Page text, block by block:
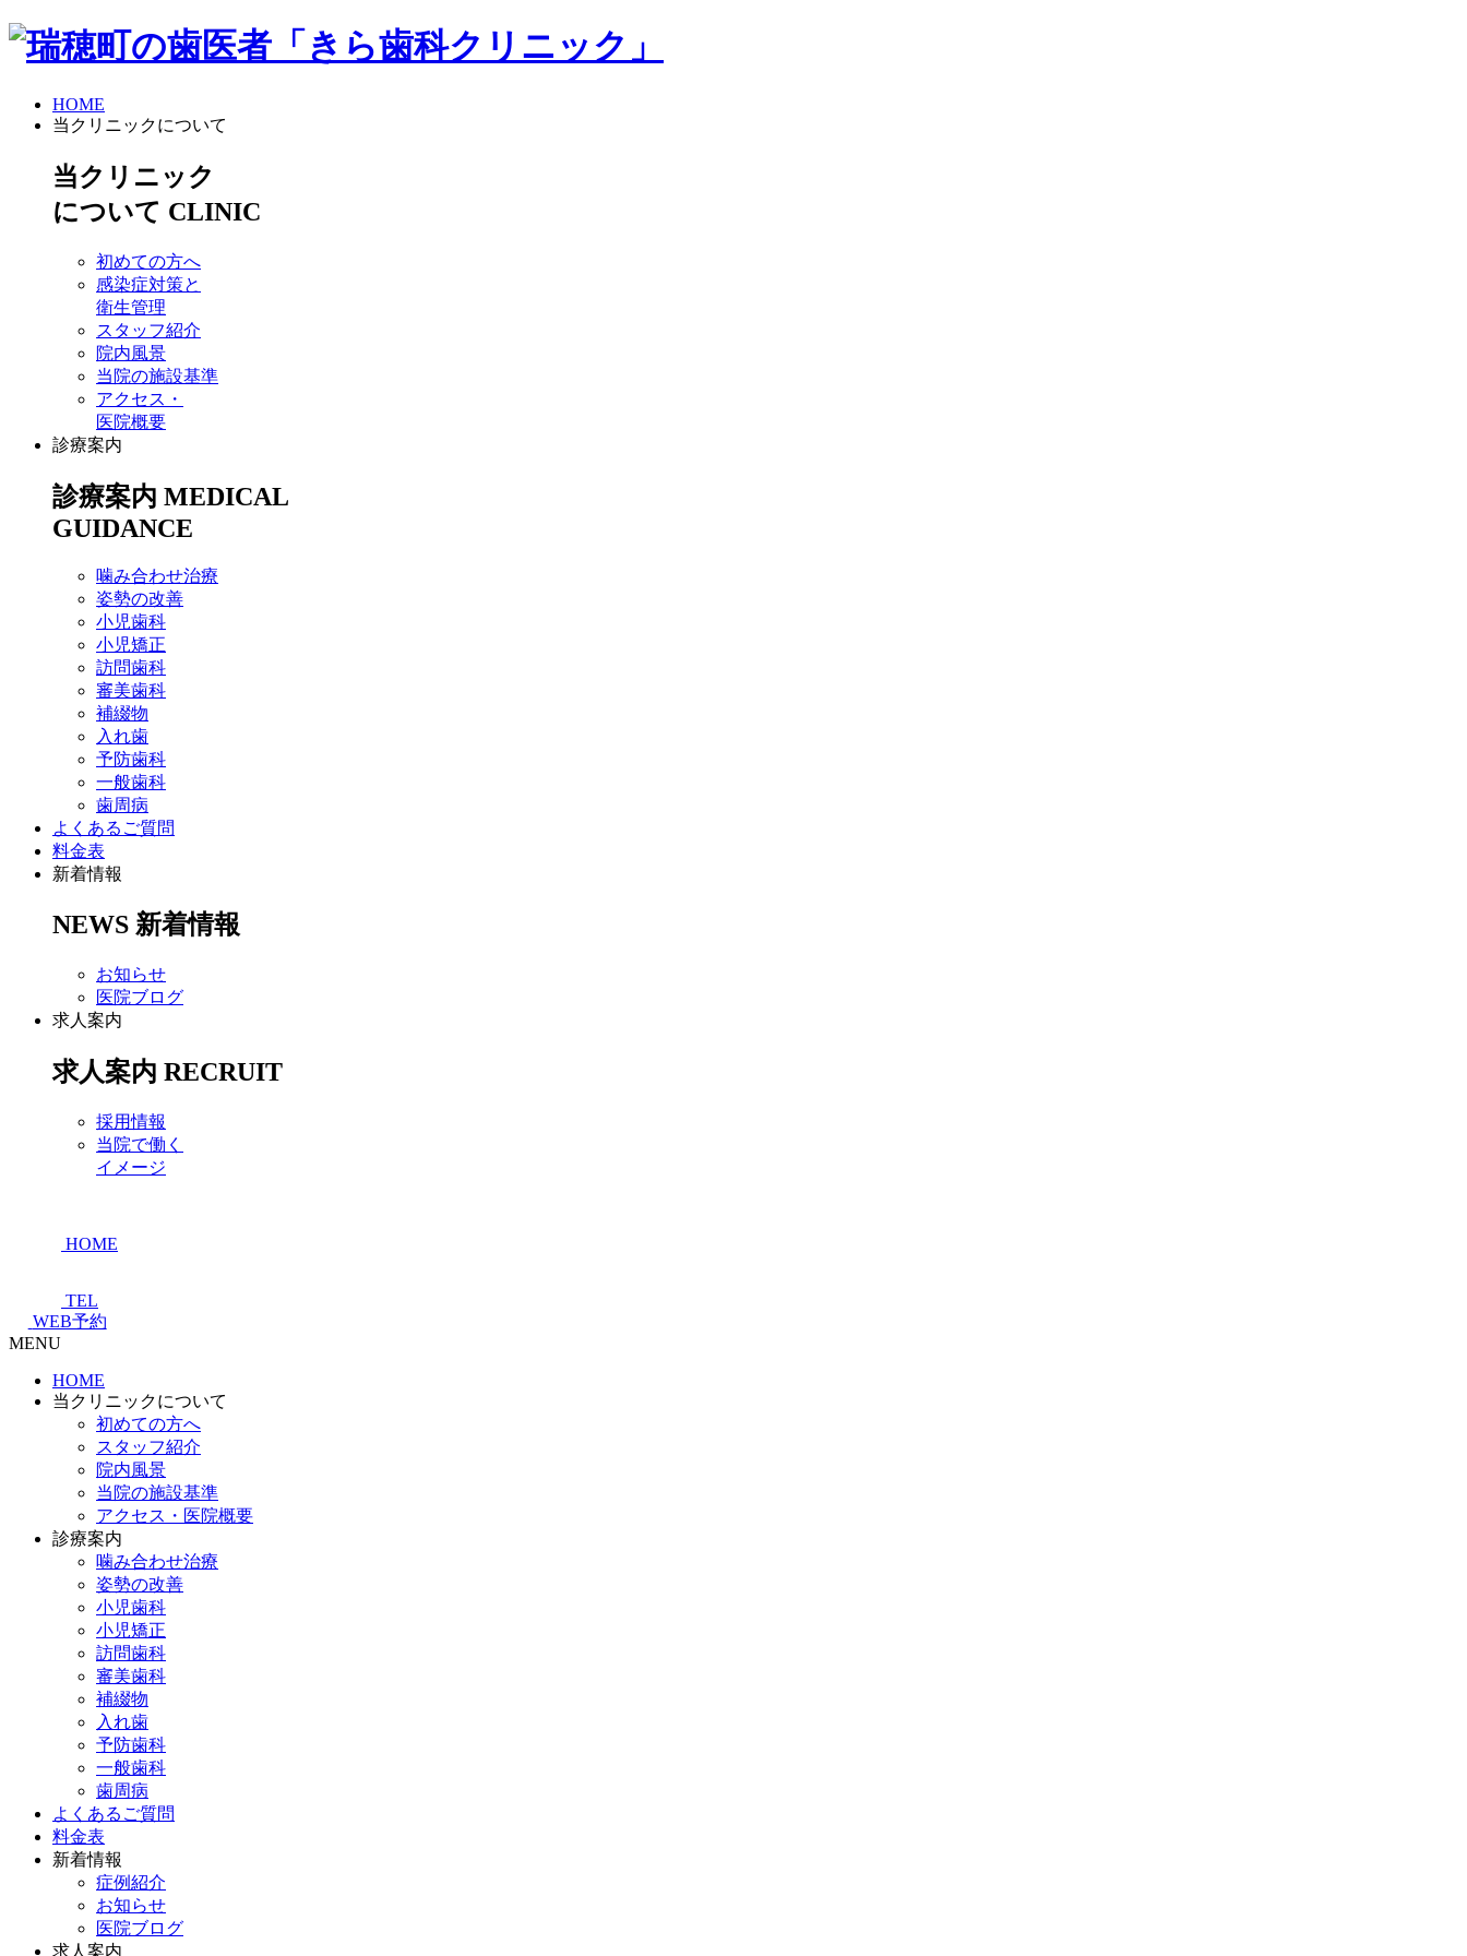
HOME
当クリニックについて
当クリニック
について CLINIC
初めての方へ
感染症対策と
衛生管理
スタッフ紹介
院内風景
当院の施設基準
アクセス・
医院概要
診療案内
診療案内 MEDICAL
GUIDANCE
噛み合わせ治療
姿勢の改善
小児歯科
小児矯正
訪問歯科
審美歯科
補綴物
入れ歯
予防歯科
一般歯科
歯周病
よくあるご質問
料金表
新着情報
NEWS 新着情報
お知らせ
医院ブログ
求人案内
求人案内 RECRUIT
採用情報
当院で働く
イメージ
HOME
TEL
WEB予約
MENU
HOME
当クリニックについて
初めての方へ
スタッフ紹介
院内風景
当院の施設基準
アクセス・医院概要
診療案内
噛み合わせ治療
姿勢の改善
小児歯科
小児矯正
訪問歯科
審美歯科
補綴物
入れ歯
予防歯科
一般歯科
歯周病
よくあるご質問
料金表
新着情報
症例紹介
お知らせ
医院ブログ
求人案内